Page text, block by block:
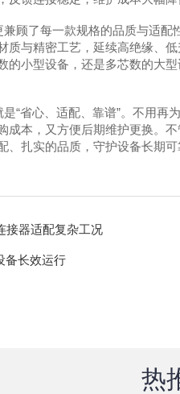
顾了每一款规格的品质与适配
与精密工艺，延续高绝缘、
小型设备，还是多芯数的大
是“省心、适配、靠谱”。不用
本，又方便后期维护更换。
扎实的品质，守护设备长期
接器适配复杂工况
备长效运行
热